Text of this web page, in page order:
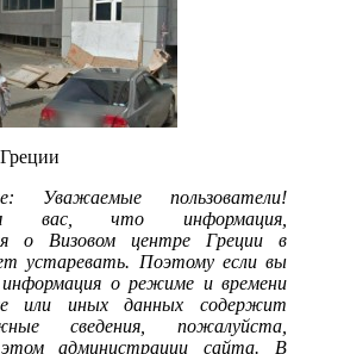
Уважаемые пользователи!
вас, что информация,
о Визовом центре Греции в
устаревать. Поэтому если вы
о режиме и времени
или иных данных содержит
сведения, пожалуйста,
администрации сайта. В